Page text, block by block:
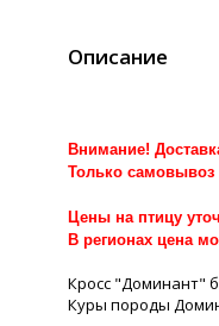
Описание
Внимание!
Только
Цены на птицу
В регионах цена
Кросс "Доминант"
Куры породы